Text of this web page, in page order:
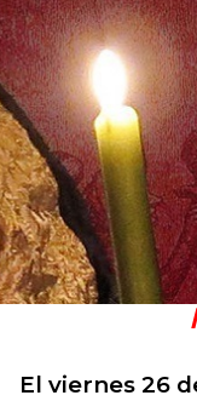
Inicio»Clase
CLASE
El viernes 26